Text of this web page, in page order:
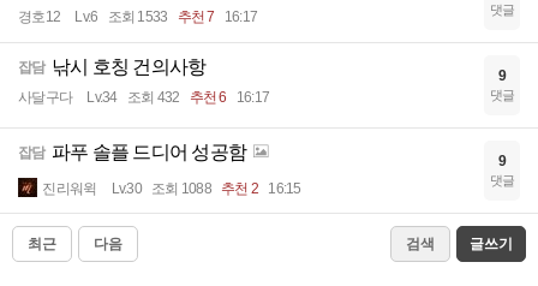
경호12 Lv.6 조회 1533 추천 7 16:17 댓글
잡담 낚시 호칭 건의사항
사달구다 Lv.34 조회 432 추천 6 16:17
9
댓글
잡담 파푸 솔플 드디어 성공함
진리워윅 Lv.30 조회 1088 추천 2 16:15
9
댓글
최근 다음 검색 글쓰기